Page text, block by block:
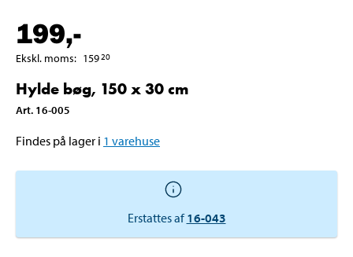
199,-
Ekskl. moms: 15920
Hylde bøg, 150 x 30 cm
Art. 16-005
Findes på lager i 1 varehuse
Erstattes af 16-043